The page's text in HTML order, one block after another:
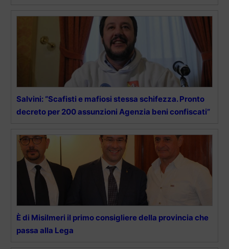
Salvini: “Scafisti e mafiosi stessa schifezza. Pronto
decreto per 200 assunzioni Agenzia beni confiscati”
È di Misilmeri il primo consigliere della provincia che
passa alla Lega